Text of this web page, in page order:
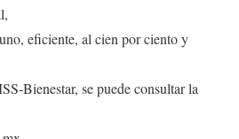
eficiente, al cien por ciento y
Bienestar, se puede consultar la